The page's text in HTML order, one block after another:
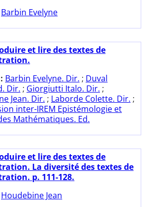
Barbin Evelyne
et lire des textes de
Barbin Evelyne. Dir. ; Duval
Dir. ; Giorgiutti Italo. Dir. ;
Jean. Dir. ; Laborde Colette. Dir. ;
inter-IREM Epistémologie et
Mathématiques. Ed.
et lire des textes de
La diversité des textes de
p. 111-128.
Houdebine Jean